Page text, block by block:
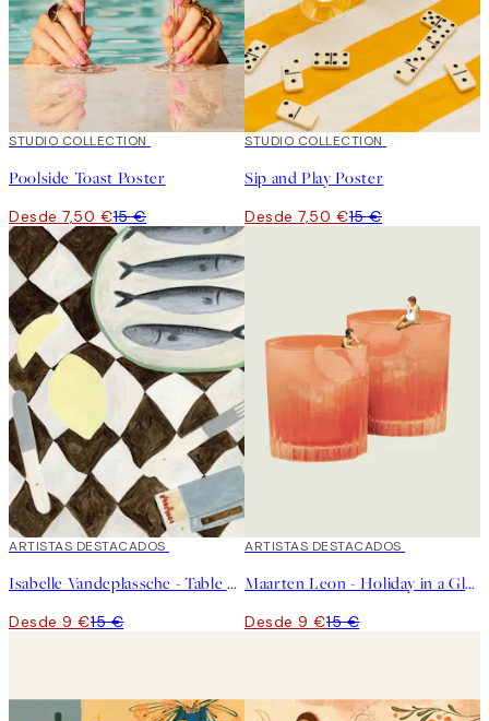
50%*
STUDIO COLLECTION
Poolside Toast Poster
Desde 7,50 €15 €
50%*
STUDIO COLLECTION
Sip and Play Poster
Desde 7,50 €15 €
40%*
ARTISTAS DESTACADOS
Isabelle Vandeplassche - Table Cloth with Matches Poster
Desde 9 €15 €
40%*
ARTISTAS DESTACADOS
Maarten Leon - Holiday in a Glass No2 Poster
Desde 9 €15 €